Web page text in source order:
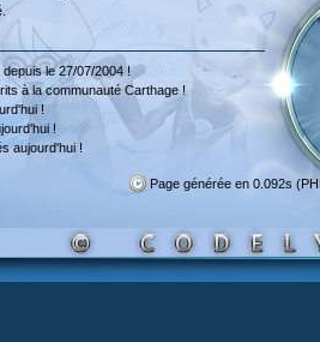
depuis le 27/07/2004 !
à la communauté Carthage !
!
!
aujourd'hui !
Page générée en 0.092s